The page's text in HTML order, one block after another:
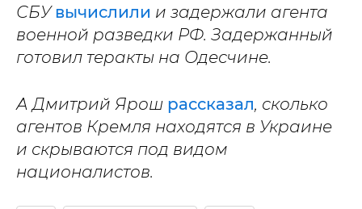
СБУвычислили и задержали агента
военной разведки РФ. Задержанный
готовил теракты на Одесчине.
А Дмитрий Ярош рассказал, сколько
агентов Кремля находятся в Украине
и скрываются под видом
националистов.